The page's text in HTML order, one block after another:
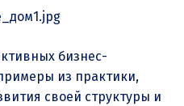
бизнес-
из практики,
своей структуры и